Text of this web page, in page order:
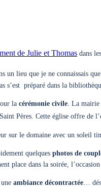
de Julie et Thomas dans
un lieu que je ne connaissais
s’est préparé dans la
la cérémonie civile. La mairie
Pères. Cette église offre de
sur le domaine avec un soleil
quelques photos de
place dans la soirée,
ambiance décontractée…